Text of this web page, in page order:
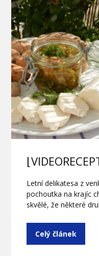
Letní delikatesa z
pochoutka na krajíc
skvělé, že některé
Celý článek